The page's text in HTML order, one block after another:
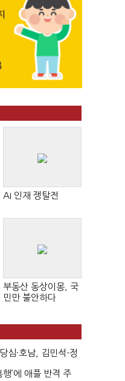
AI 인재 쟁탈전
부동산 동상이몽, 국
민만 불안하다
심·호남, 김민석-정
행’에 애플 반격 주